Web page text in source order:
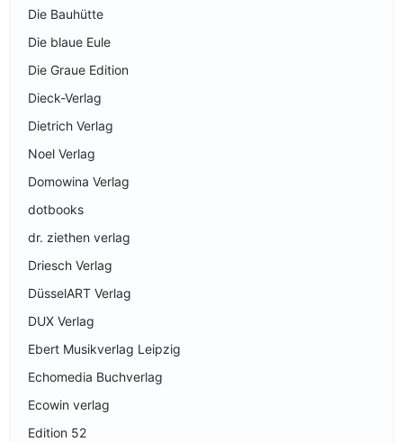
Die Bauhütte
Die blaue Eule
Die Graue Edition
Dieck-Verlag
Dietrich Verlag
Noel Verlag
Domowina Verlag
dotbooks
dr. ziethen verlag
Driesch Verlag
DüsselART Verlag
DUX Verlag
Ebert Musikverlag Leipzig
Echomedia Buchverlag
Ecowin verlag
Edition 52